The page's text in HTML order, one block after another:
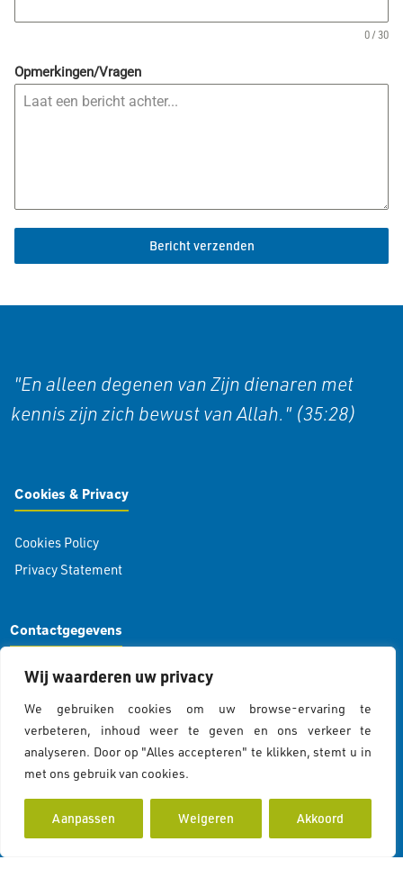
Wij waarderen uw privacy
We gebruiken cookies om uw browse-ervaring te
verbeteren, inhoud weer te geven en ons verkeer te
analyseren. Door op "Alles accepteren" te klikken, stemt u in
met ons gebruik van cookies.
Aanpassen Weigeren Akkoord
0 / 30
Opmerkingen/Vragen
Bericht verzenden
"En alleen degenen van Zijn dienaren met
kennis zijn zich bewust van Allah." (35:28)
Cookies & Privacy
Cookies Policy
Privacy Statement
Contactgegevens
Koddeweg 43
info@islamcolor.nl
KVK 73215414
RSIN 859403865
Volg ons